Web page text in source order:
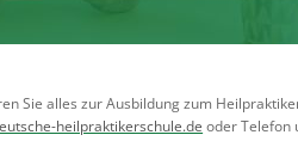
Sie alles zur Ausbildung zum
heilpraktikerschule.de oder Telefon